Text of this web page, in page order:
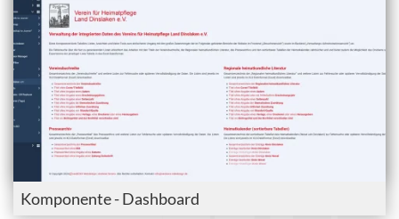
Komponente - Dashboard